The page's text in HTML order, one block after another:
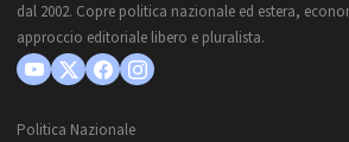
dal 2002. Copre politica nazionale ed estera,
approccio editoriale libero e pluralista.
Politica Nazionale